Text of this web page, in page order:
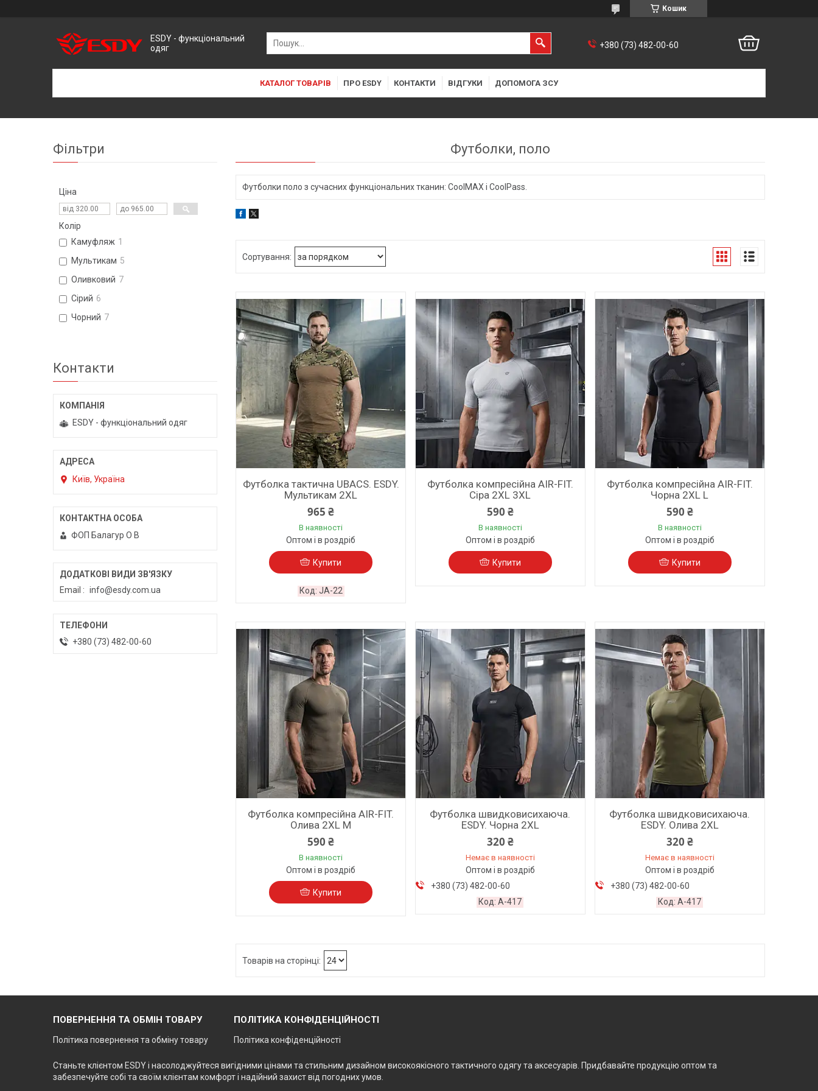
Кошик
ESDY - функціональний
одяг
+380 (73) 482-00-60
КАТАЛОГ ТОВАРІВ ПРО ESDY КОНТАКТИ ВІДГУКИ ДОПОМОГА ЗСУ
Футболки, поло
Футболки поло з сучасних функціональних тканин: CoolMAX і CoolPass.
Футболка тактична UBACS. ESDY.
Мультикам 2XL
965 ₴
В наявності
Оптом і в роздріб
Купити
JA-22
Футболка компресійна AIR-FIT.
Сіра 2XL 3XL
590 ₴
В наявності
Оптом і в роздріб
Купити
Футболка компресійна AIR-FIT.
Чорна 2XL L
590 ₴
В наявності
Оптом і в роздріб
Купити
Футболка компресійна AIR-FIT.
Олива 2XL M
590 ₴
В наявності
Оптом і в роздріб
Купити
Футболка швидковисихаюча.
ESDY. Чорна 2XL
320 ₴
Немає в наявності
Оптом і в роздріб
+380 (73) 482-00-60
A-417
Футболка швидковисихаюча.
ESDY. Олива 2XL
320 ₴
Немає в наявності
Оптом і в роздріб
+380 (73) 482-00-60
A-417
Фільтри
Ціна
Колір
Камуфляж 1
Мультикам 5
Оливковий 7
Сірий 6
Чорний 7
Контакти
ESDY - функціональний одяг
Київ, Україна
ФОП Балагур О В
Email info@esdy.com.ua
+380 (73) 482-00-60
ПОВЕРНЕННЯ ТА ОБМІН ТОВАРУ
Політика повернення та обміну товару
ПОЛІТИКА КОНФІДЕНЦІЙНОСТІ
Політика конфіденційності
Станьте клієнтом ESDY і насолоджуйтеся вигідними цінами та стильним дизайном високоякісного тактичного одягу та аксесуарів. Придбавайте продукцію оптом та
забезпечуйте собі та своїм клієнтам комфорт і надійний захист від погодних умов.